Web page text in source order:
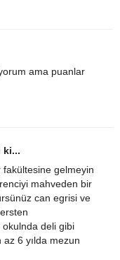
ama puanlar
ki...
fakültesine gelmeyin
mahveden bir
can egrisi ve
okulnda deli gibi
az 6 yılda mezun